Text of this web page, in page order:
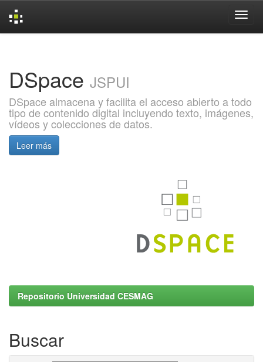
DSpace JSPUI
DSpace almacena y facilita el acceso abierto a todo
tipo de contenido digital incluyendo texto, imágenes,
vídeos y colecciones de datos.
Leer más
Repositorio Universidad CESMAG
Buscar